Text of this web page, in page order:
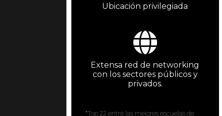
Ubicación privilegiada
Extensa red de networking
con los sectores públicos y
privados.
*Top 22 entre las mejores escuelas de